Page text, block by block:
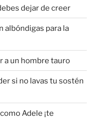
dejar de creer
albóndigas para la
a un hombre tauro
si no lavas tu sostén
Adele ¡te